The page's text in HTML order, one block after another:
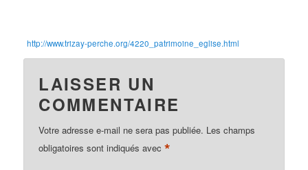
http://www.trizay-perche.org/4220_patrimoine_eglise.html
LAISSER UN
COMMENTAIRE
Votre adresse e-mail ne sera pas publiée. Les champs
obligatoires sont indiqués avec*